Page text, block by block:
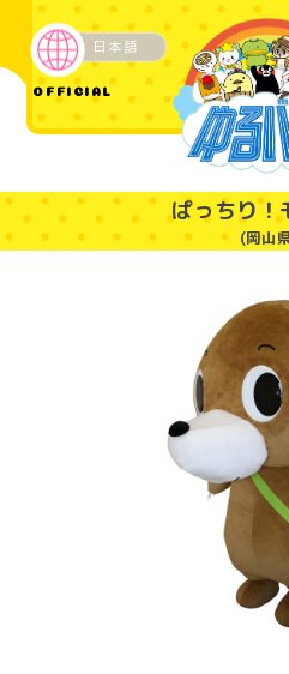
OFFICIAL
日本語
ぱっちり！
(岡山